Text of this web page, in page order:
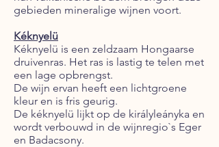
gebieden mineralige wijnen voort.
Kéknyelü
Kéknyelü is een zeldzaam Hongaarse
druivenras. Het ras is lastig te telen met
een lage opbrengst.
De wijn ervan heeft een lichtgroene
kleur en is fris geurig.
De kéknyelü lijkt op de királyleányka en
wordt verbouwd in de wijnregio`s Eger
en Badacsony.